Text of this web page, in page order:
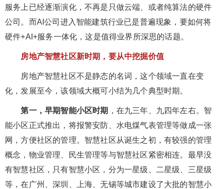
服务上已经逐渐演化，不再是只做云端、或者纯算法的硬件
公司。而AI公司进入智能建筑行业已是普遍现象，要如何将
硬件+AI+服务一体化，这是值得业界所深思的话题。
房地产智慧社区新时期，要从中挖掘价值
房地产智慧社区不是静态的名词，这个领域一直在变
化，发展至今，该领域大概可小结为几个典型时期。
第一，早期智能小区时期 ，在九三年、九四年左右。智
能小区正式推出，将报警安防、水电煤气表管理等做成一张
网，方便社区的管理。智慧社区从诞生之初，有较强的管理
概念，物业管理、民生管理等与智慧社区紧密相连。最早没
有智慧社区，只有智慧小区，分为一星级、二星级、三星级
等，在广州、深圳、上海、无锡等城市建设了大批的智慧小